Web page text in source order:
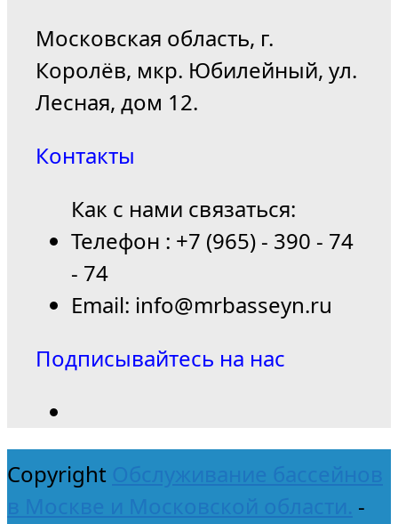
Московская область, г.
Королёв, мкр. Юбилейный, ул.
Лесная, дом 12.
Контакты
Как с нами связаться:
Телефон : +7 (965) - 390 - 74
- 74
Email: info@mrbasseyn.ru
Подписывайтесь на нас
Copyright Обслуживание бассейнов
в Москве и Московской области. -